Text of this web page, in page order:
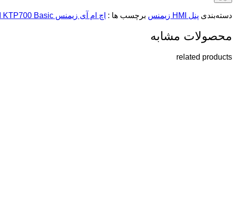
دسته‌بندی پنل HMI زیمنس برچسب ها : اچ ام آی زیمنس HMI KTP700 Basic
محصولات مشابه
related products